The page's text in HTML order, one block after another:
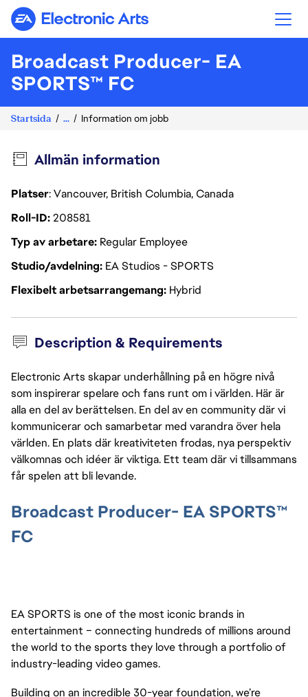
Electronic Arts
Broadcast Producer- EA
SPORTS™ FC
Startsida ... Information om jobb
Allmän information
Platser: Vancouver, British Columbia, Canada
Roll-ID208581
Typ av arbetare Regular Employee
Studio/avdelning EA Studios - SPORTS
Flexibelt arbetsarrangemang Hybrid
Description & Requirements
Electronic Arts skapar underhållning på en högre nivå
som inspirerar spelare och fans runt om i världen. Här är
alla en del av berättelsen. En del av en community där vi
kommunicerar och samarbetar med varandra över hela
världen. En plats där kreativiteten frodas, nya perspektiv
välkomnas och idéer är viktiga. Ett team där vi tillsammans
får spelen att bli levande.
Broadcast Producer- EA SPORTS™
FC
EA SPORTS is one of the most iconic brands in
entertainment – connecting hundreds of millions around
the world to the sports they love through a portfolio of
industry-leading video games.
Building on an incredible 30-year foundation, we’re